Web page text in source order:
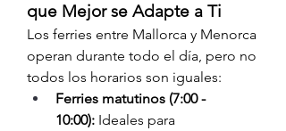
que Mejor se Adapte a Ti
Los ferries entre Mallorca y Menorca
operan durante todo el día, pero no
todos los horarios son iguales:
Ferries matutinos (7:00 -
10:00): Ideales para